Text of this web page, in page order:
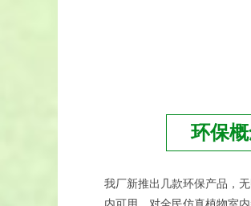
环保
我厂新推出几款环保产品，